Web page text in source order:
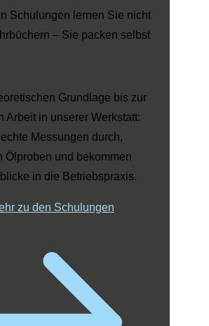
Schulungen lernen Sie nicht
– Sie packen selbst
Grundlage bis zur
Arbeit in unserer Werkstatt:
Messungen durch,
Ölproben und bekommen
in die Betriebspraxis.
zu den Schulungen